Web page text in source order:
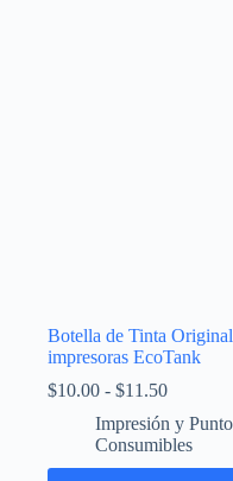
Botella de Tinta
impresoras EcoTank
$10.00 - $11.50Rango
precios:
desde
$10.00
Impresión y
Consumibles